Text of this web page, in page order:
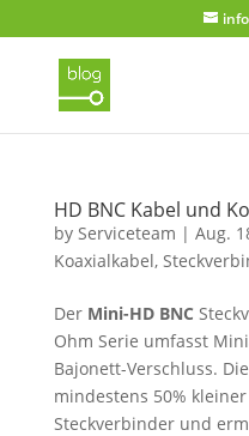
HD BNC Kabel und
by Serviceteam | Aug.
Koaxialkabel,
Der Mini-HD BNC
Ohm Serie umfasst
Bajonett-Verschluss.
mindestens 50%
Steckverbinder und